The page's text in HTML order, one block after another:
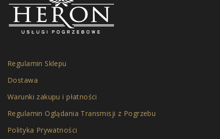
Regulamin Sklepu
Dostawa
Warunki zakupu i płatności
Regulamin Oglądania Transmisji z Pogrzebu
Polityka Prywatności